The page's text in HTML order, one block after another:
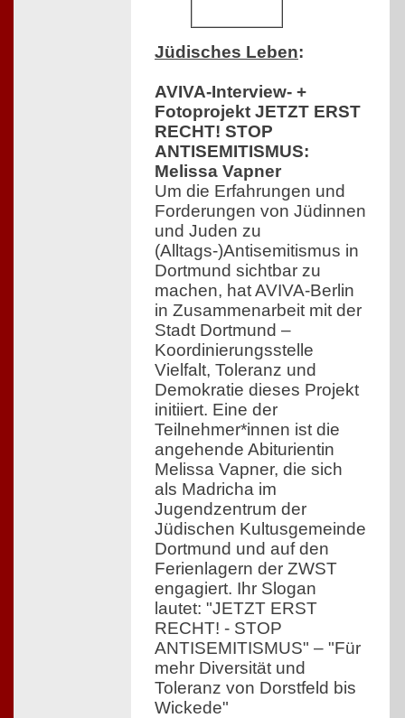
Jüdisches Leben:
AVIVA-Interview- +
Fotoprojekt JETZT ERST
RECHT! STOP
ANTISEMITISMUS:
Melissa Vapner
Um die Erfahrungen und
Forderungen von Jüdinnen
und Juden zu
(Alltags-)Antisemitismus in
Dortmund sichtbar zu
machen, hat AVIVA-Berlin
in Zusammenarbeit mit der
Stadt Dortmund –
Koordinierungsstelle
Vielfalt, Toleranz und
Demokratie dieses Projekt
initiiert. Eine der
Teilnehmer*innen ist die
angehende Abiturientin
Melissa Vapner, die sich
als Madricha im
Jugendzentrum der
Jüdischen Kultusgemeinde
Dortmund und auf den
Ferienlagern der ZWST
engagiert. Ihr Slogan
lautet: "JETZT ERST
RECHT! - STOP
ANTISEMITISMUS" – "Für
mehr Diversität und
Toleranz von Dorstfeld bis
Wickede"